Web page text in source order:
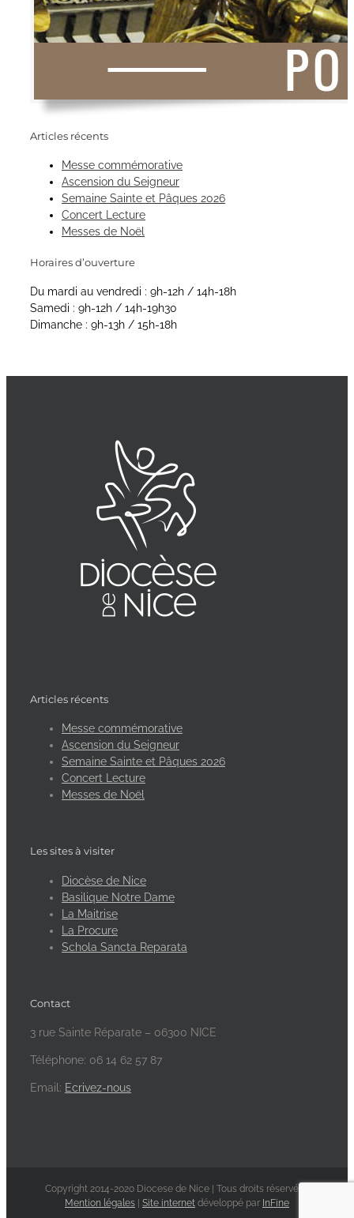
Articles récents
Messe commémorative
Ascension du Seigneur
Semaine Sainte et Pâques 2026
Concert Lecture
Messes de Noël
Horaires d’ouverture
Du mardi au vendredi : 9h-12h / 14h-18h
Samedi : 9h-12h / 14h-19h30
Dimanche : 9h-13h / 15h-18h
Articles récents
Messe commémorative
Ascension du Seigneur
Semaine Sainte et Pâques 2026
Concert Lecture
Messes de Noël
Les sites à visiter
Diocèse de Nice
Basilique Notre Dame
La Maitrise
La Procure
Schola Sancta Reparata
Contact
3 rue Sainte Réparate – 06300 NICE
Téléphone: 06 14 62 57 87
Email: Ecrivez-nous
Copyright 2014-2020 Diocese de Nice | Tous droits réservés -
Mention légales | Site internet développé par InFine